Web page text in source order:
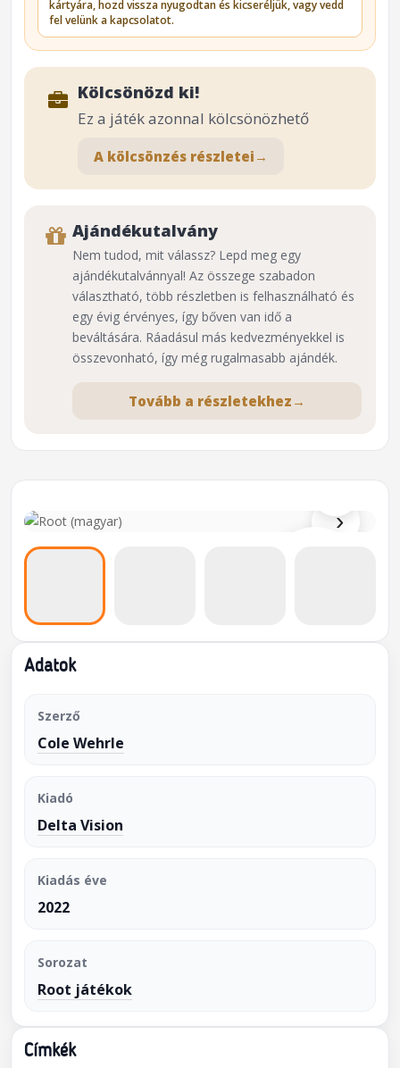
›
⌕
Adatok
Szerző
Cole Wehrle
Kiadó
Delta Vision
Kiadás éve
2022
Sorozat
Root játékok
Címkék
kártyára, hozd vissza nyugodtan és kicseréljük, vagy vedd
fel velünk a kapcsolatot.
Kölcsönözd ki!
Ez a játék azonnal kölcsönözhető
A kölcsönzés részletei →
Ajándékutalvány
Nem tudod, mit válassz? Lepd meg egy
ajándékutalvánnyal! Az összege szabadon
választható, több részletben is felhasználható és
egy évig érvényes, így bőven van idő a
beváltására. Ráadásul más kedvezményekkel is
összevonható, így még rugalmasabb ajándék.
Tovább a részletekhez →